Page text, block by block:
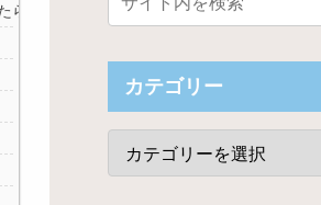
ダメです」
カテゴリー